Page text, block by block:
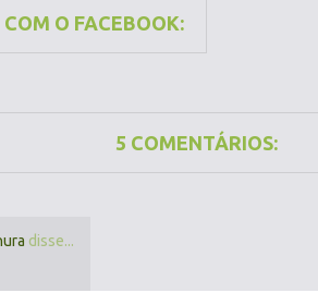
O FACEBOOK:
5 COMENTÁRIOS:
disse...